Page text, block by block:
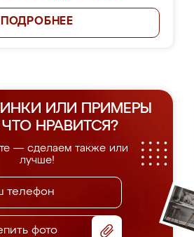
ПОДРОБНЕЕ
ИЛИ ПРИМЕРЫ
ЧТО НРАВИТСЯ?
— сделаем также или
лучше!
фото